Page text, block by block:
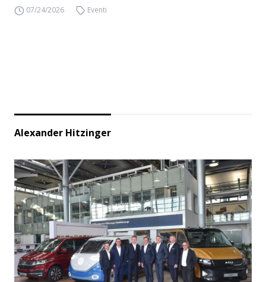
07/24/2026 Eventi
Alexander Hitzinger